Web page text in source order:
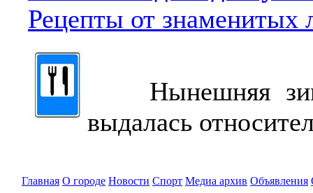
Рецепты от знаменитых
Нынешняя
выдалась
Главная О городе Новости Спорт Медиа архив Объявления